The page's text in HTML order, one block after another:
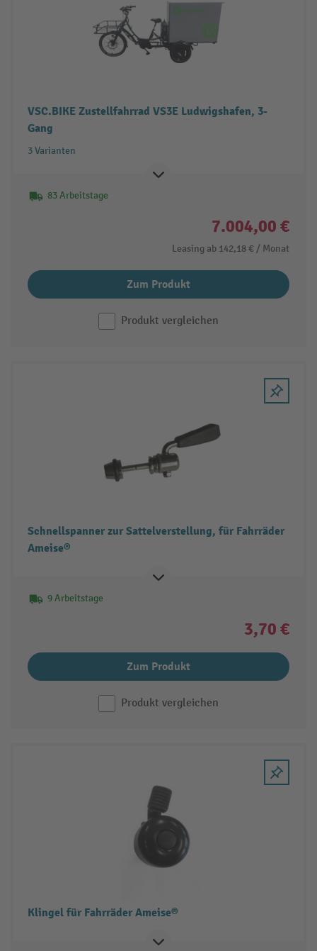
VSC.BIKE Zustellfahrrad VS3E Ludwigshafen, 3-
Gang
3 Varianten
83 Arbeitstage
7.004,00 €
Leasing ab 142,18 € / Monat
Zum Produkt
Produkt vergleichen
Schnellspanner zur Sattelverstellung, für Fahrräder
Ameise®
9 Arbeitstage
3,70 €
Zum Produkt
Produkt vergleichen
Klingel für Fahrräder Ameise®